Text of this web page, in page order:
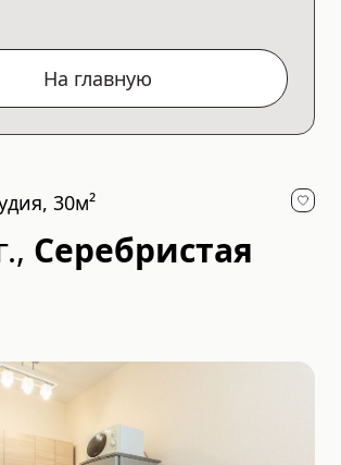
На главную
30м²
, Серебристая